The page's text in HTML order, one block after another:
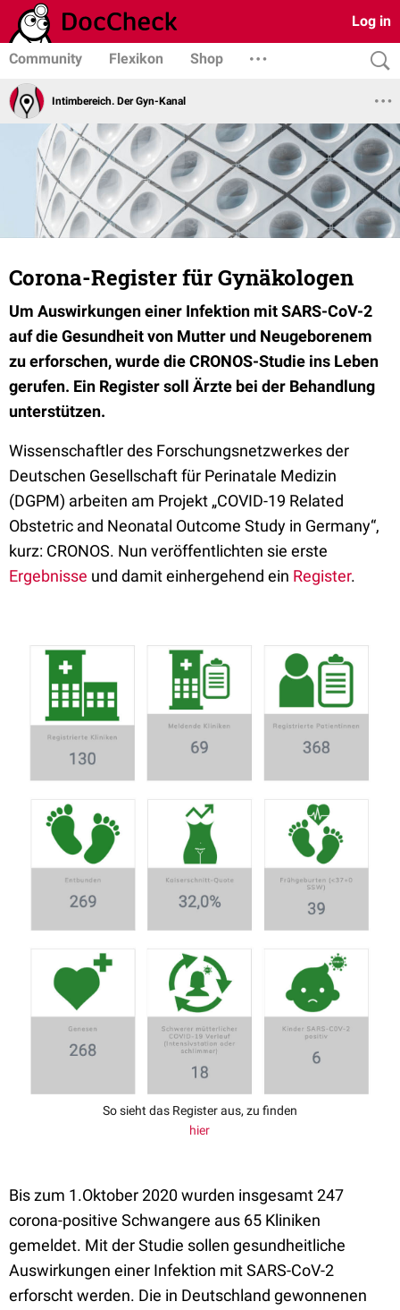
Log in
Community Flexikon Shop
Intimbereich. Der Gyn-Kanal
Corona-Register für Gynäkologen
Um Auswirkungen einer Infektion mit SARS-CoV-2
auf die Gesundheit von Mutter und Neugeborenem
zu erforschen, wurde die CRONOS-Studie ins Leben
gerufen. Ein Register soll Ärzte bei der Behandlung
unterstützen.
Wissenschaftler des Forschungsnetzwerkes der
Deutschen Gesellschaft für Perinatale Medizin
(DGPM) arbeiten am Projekt „COVID-19 Related
Obstetric and Neonatal Outcome Study in Germany“,
kurz: CRONOS. Nun veröffentlichten sie erste
Ergebnisse und damit einhergehend ein Register.
So sieht das Register aus, zu finden
hier
Bis zum 1.Oktober 2020 wurden insgesamt 247
corona-positive Schwangere aus 65 Kliniken
gemeldet. Mit der Studie sollen gesundheitliche
Auswirkungen einer Infektion mit SARS-CoV-2
erforscht werden. Die in Deutschland gewonnenen